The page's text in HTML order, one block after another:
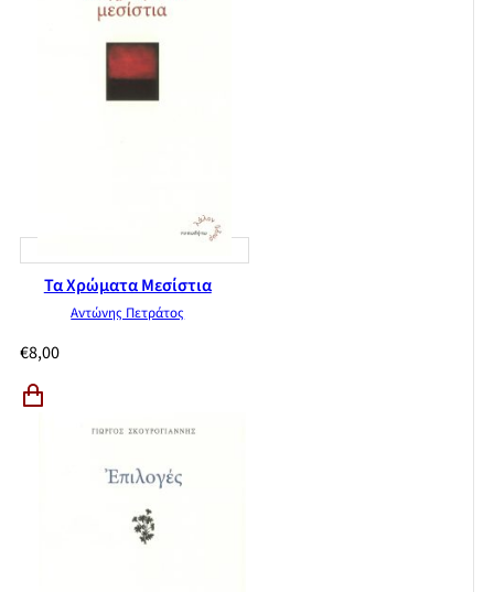
Τα Χρώματα Μεσίστια
Αντώνης Πετράτος
€8,00